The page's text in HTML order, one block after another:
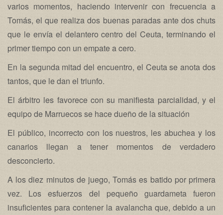
varios momentos, haciendo intervenir con frecuencia a
Tomás, el que realiza dos buenas paradas ante dos chuts
que le envía el delantero centro del Ceuta, terminando el
primer tiempo con un empate a cero.
En la segunda mitad del encuentro, el Ceuta se anota dos
tantos, que le dan el triunfo.
El árbitro les favorece con su manifiesta parcialidad, y el
equipo de Marruecos se hace dueño de la situación
El público, incorrecto con los nuestros, les abuchea y los
canarios llegan a tener momentos de verdadero
desconcierto.
A los diez minutos de juego, Tomás es batido por primera
vez. Los esfuerzos del pequeño guardameta fueron
insuficientes para contener la avalancha que, debido a un